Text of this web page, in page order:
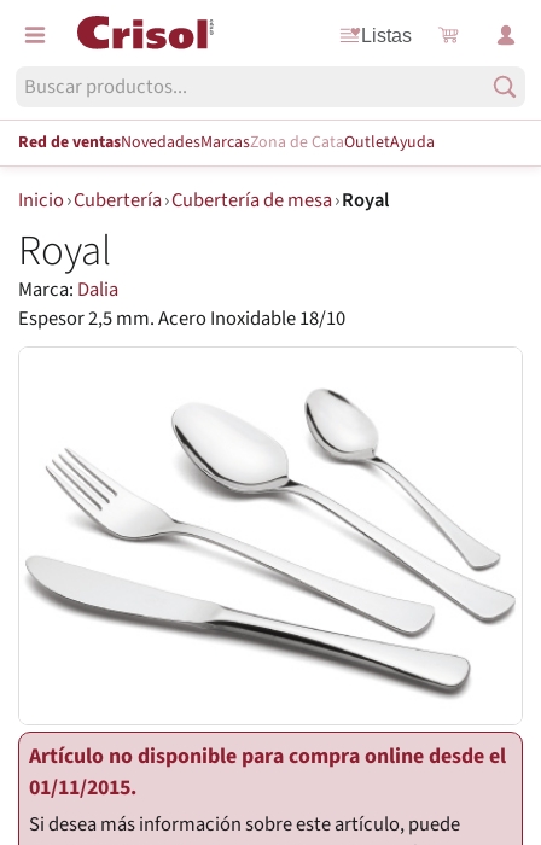
Listas
Red de ventasNovedadesMarcasZona de CataOutletAyuda
Inicio›Cubertería›Cubertería de mesa›Royal
Royal
Marca: Dalia
Espesor 2,5 mm. Acero Inoxidable 18/10
Artículo no disponible para compra online desde el
01/11/2015.
Si desea más información sobre este artículo, puede